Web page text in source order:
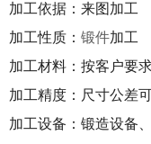
加工依据： 来图加工
加工性质： 锻件加工
加工材料： 按客户要
加工精度： 尺寸公差
加工设备： 锻造设备